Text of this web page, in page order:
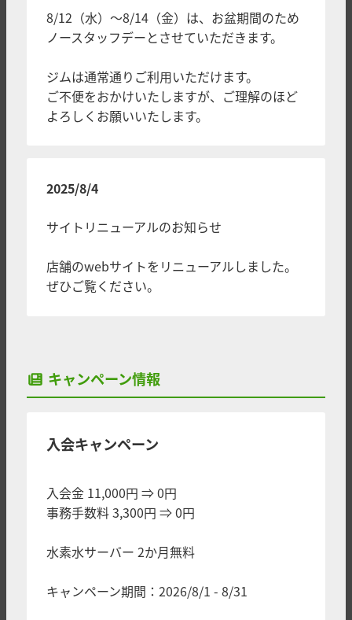
8/12（水）～8/14（金）は、お盆期間のため
ノースタッフデーとさせていただきます。
ジムは通常通りご利用いただけます。
ご不便をおかけいたしますが、ご理解のほど
よろしくお願いいたします。
2025/8/4
サイトリニューアルのお知らせ
店舗のwebサイトをリニューアルしました。
ぜひご覧ください。
キャンペーン情報
入会キャンペーン
入会金 11,000円 ⇒ 0円
事務手数料 3,300円 ⇒ 0円
水素水サーバー 2か月無料
キャンペーン期間：2026/8/1 - 8/31